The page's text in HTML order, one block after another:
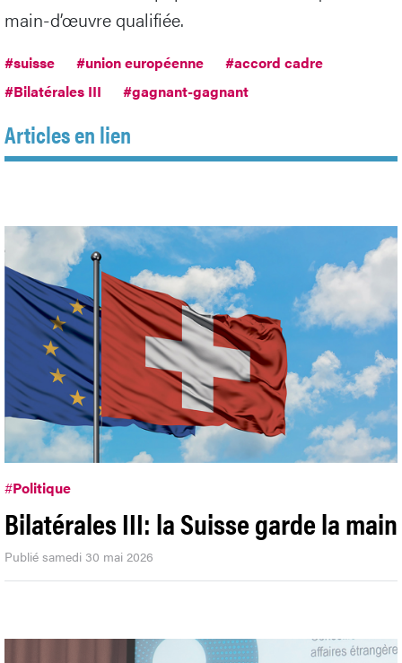
main-d’œuvre qualifiée.
#suisse #union européenne
#accord cadre
#Bilatérales III
#gagnant-gagnant
Articles en lien
#Politique
Bilatérales III: la Suisse garde la main
Publié samedi 30 mai 2026